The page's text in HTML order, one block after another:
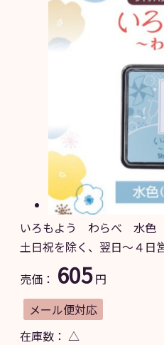
いろもよう わらべ 水色
土日祝を除く、翌日～４日
売価： 605円
メール便対応
在庫数： △